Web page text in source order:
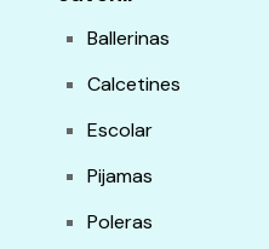
Ballerinas
Calcetines
Escolar
Pijamas
Poleras